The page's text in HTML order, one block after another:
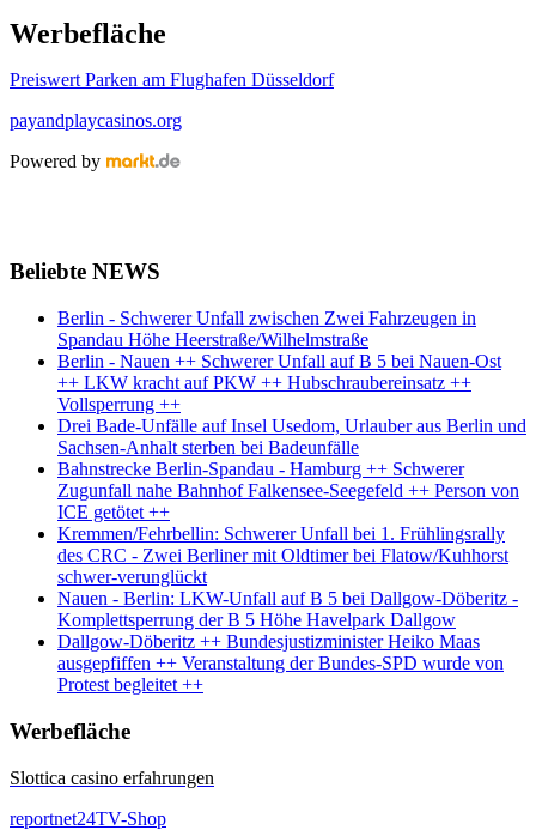
Werbefläche
Preiswert Parken am Flughafen Düsseldorf
payandplaycasinos.org
Powered by
Beliebte NEWS
Berlin - Schwerer Unfall zwischen Zwei Fahrzeugen in
Spandau Höhe Heerstraße/Wilhelmstraße
Berlin - Nauen ++ Schwerer Unfall auf B 5 bei Nauen-Ost
++ LKW kracht auf PKW ++ Hubschraubereinsatz ++
Vollsperrung ++
Drei Bade-Unfälle auf Insel Usedom, Urlauber aus Berlin und
Sachsen-Anhalt sterben bei Badeunfälle
Bahnstrecke Berlin-Spandau - Hamburg ++ Schwerer
Zugunfall nahe Bahnhof Falkensee-Seegefeld ++ Person von
ICE getötet ++
Kremmen/Fehrbellin: Schwerer Unfall bei 1. Frühlingsrally
des CRC - Zwei Berliner mit Oldtimer bei Flatow/Kuhhorst
schwer-verunglückt
Nauen - Berlin: LKW-Unfall auf B 5 bei Dallgow-Döberitz -
Komplettsperrung der B 5 Höhe Havelpark Dallgow
Dallgow-Döberitz ++ Bundesjustizminister Heiko Maas
ausgepfiffen ++ Veranstaltung der Bundes-SPD wurde von
Protest begleitet ++
Werbefläche
Slottica casino erfahrungen
reportnet24TV-Shop